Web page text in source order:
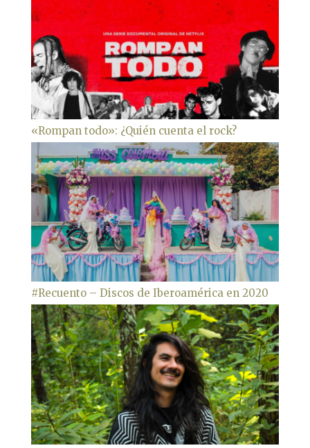
«Rompan todo»: ¿Quién cuenta el rock?
#Recuento – Discos de Iberoamérica en 2020